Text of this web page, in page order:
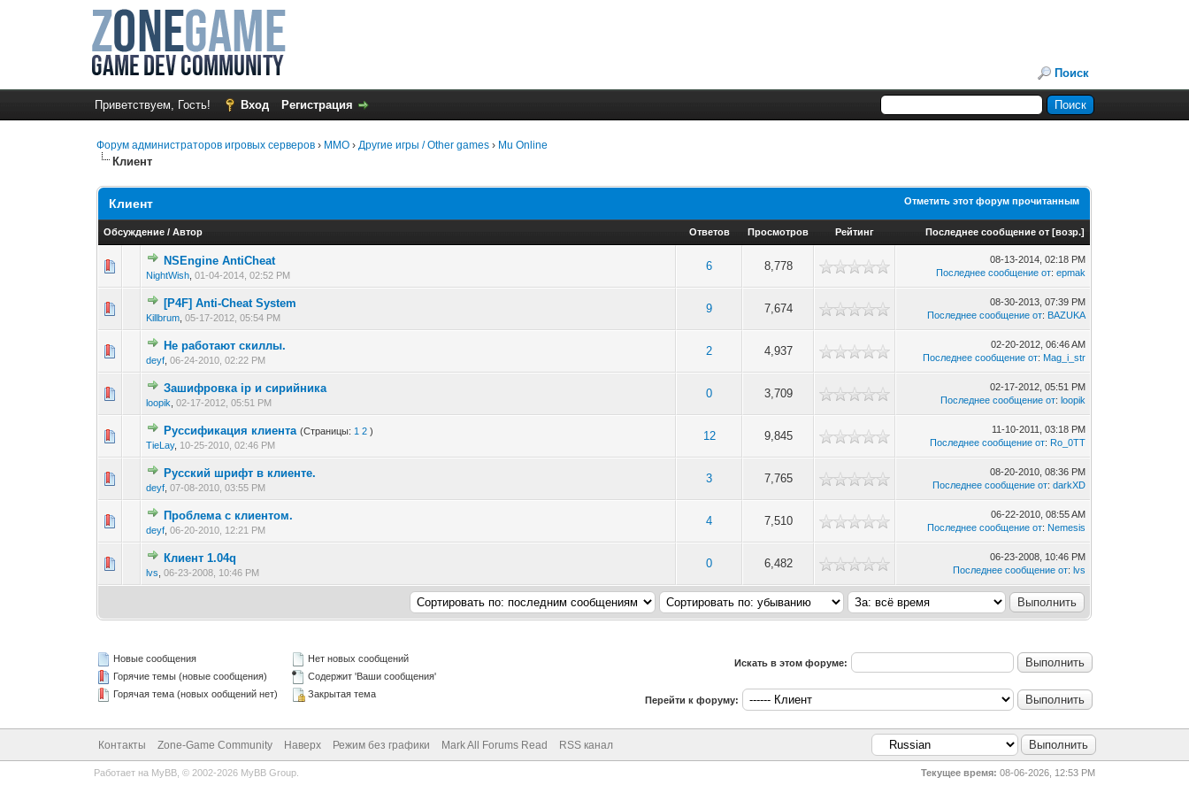
Поиск
Приветствуем, Гость! Вход Регистрация
Форум администраторов игровых серверов › MMO ›Другие игры / Other games › Mu Online
Клиент
Отметить этот форум прочитанным
Клиент
Обсуждение /Автор Ответов Просмотров Рейтинг Последнее сообщение от [возр.]
NSEngine AntiCheat
NightWish ,01-04-2014, 02:52 PM
6 8,778
08-13-2014, 02:18 PM
Последнее сообщение от:epmak
[P4F] Anti-Cheat System
Killbrum ,05-17-2012, 05:54 PM
9 7,674
08-30-2013, 07:39 PM
Последнее сообщение от: BAZUKА
Не работают скиллы.
deyf ,06-24-2010, 02:22 PM
2 4,937
02-20-2012, 06:46 AM
Последнее сообщение от: Mag_i_str
Зашифровка ip и сирийника
loopik ,02-17-2012, 05:51 PM
0 3,709
0 голос(ов) - 0 из 5 в среднем
02-17-2012, 05:51 PM
Последнее сообщение от:loopik
Руссификация клиента (Страницы: 1 2 )
TieLay, 10-25-2010, 02:46 PM
12 9,845
0 голос(ов) - 0 из 5 в среднем
11-10-2011, 03:18 PM
Последнее сообщение от: Ro_0TT
Русский шрифт в клиенте.
deyf ,07-08-2010, 03:55 PM
3 7,765
0 голос(ов) - 0 из 5 в среднем
08-20-2010, 08:36 PM
Последнее сообщение от:darkXD
Проблема с клиентом.
deyf ,06-20-2010, 12:21 PM
4 7,510
06-22-2010, 08:55 AM
Последнее сообщение от: Nemesis
Клиент 1.04q
lvs ,06-23-2008, 10:46 PM
0 6,482
06-23-2008, 10:46 PM
Последнее сообщение от:lvs
Новые сообщения
Горячие темы (новые сообщения)
Горячая тема (новых ообщений нет)
Нет новых сообщений
Содержит 'Ваши сообщения'
Закрытая тема
Искать в этом форуме:
Перейти к форуму:
Контакты Zone-Game Community Наверх Режим без графики Mark All Forums Read RSS канал
Текущее время: 08-06-2026, 12:53 PM
Работает на MyBB, © 2002-2026 MyBB Group.